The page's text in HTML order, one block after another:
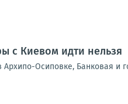
с Киевом идти нельзя
Архипо-Осиповке, Банковая и